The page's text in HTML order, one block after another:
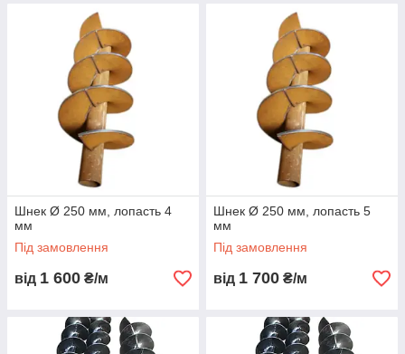
Шнек Ø 250 мм, лопасть 4
мм
Під замовлення
від 1 600 ₴/м
Шнек Ø 250 мм, лопасть 5
мм
Під замовлення
від 1 700 ₴/м